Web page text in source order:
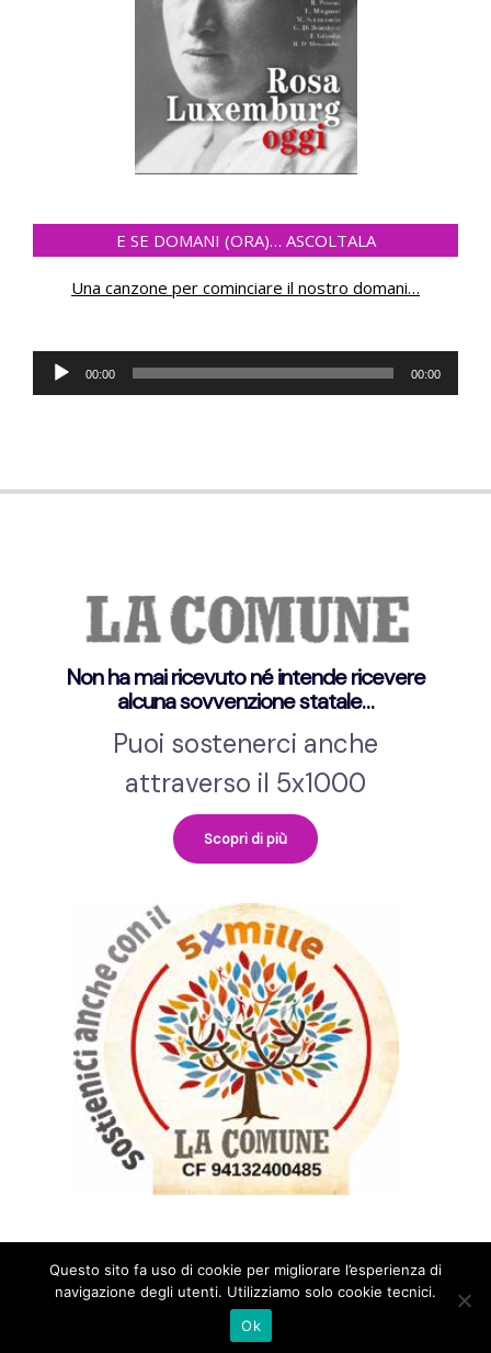
E SE DOMANI (ORA)… ASCOLTALA
Una canzone per cominciare il nostro domani…
Audio
Player
00:00 00:00
Non ha mai ricevuto né intende ricevere
alcuna sovvenzione statale…
Puoi sostenerci anche
attraverso il 5x1000
Scopri di più
- Editore Associazione La Comune -
Sede legale via di Monticelli 3/r , FIRENZE - Italy
C.F.94132400485
Questo sito fa uso di cookie per migliorare l’esperienza di
navigazione degli utenti. Utilizziamo solo cookie tecnici.
Ok